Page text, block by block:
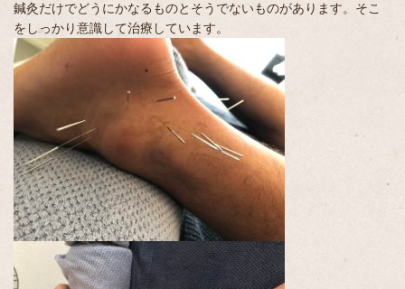
鍼灸だけでどうにかなるものとそうでないものがあります。そこ
をしっかり意識して治療しています。